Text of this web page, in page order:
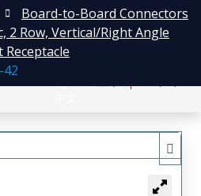
Board-to-Board Connectors
2 Row, Vertical/Right Angle
42